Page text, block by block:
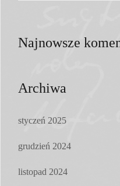
Najnowsze
Archiwa
styczeń 2025
grudzień 2024
listopad 2024